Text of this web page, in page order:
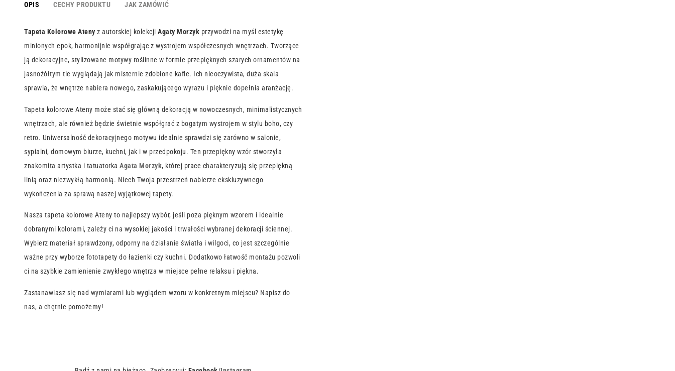
OPIS CECHY PRODUKTU JAK ZAMÓWIĆ
Tapeta Kolorowe Ateny z autorskiej kolekcji Agaty Morzyk przywodzi na myśl estetykę
minionych epok, harmonijnie współgrając z wystrojem współczesnych wnętrzach. Tworzące
ją dekoracyjne, stylizowane motywy roślinne w formie przepięknych szarych ornamentów na
jasnożółtym tle wyglądają jak misternie zdobione kafle. Ich nieoczywista, duża skala
sprawia, że wnętrze nabiera nowego, zaskakującego wyrazu i pięknie dopełnia aranżację.
Tapeta kolorowe Ateny może stać się główną dekoracją w nowoczesnych, minimalistycznych
wnętrzach, ale również będzie świetnie współgrać z bogatym wystrojem w stylu boho, czy
retro. Uniwersalność dekoracyjnego motywu idealnie sprawdzi się zarówno w salonie,
sypialni, domowym biurze, kuchni, jak i w przedpokoju. Ten przepiękny wzór stworzyła
znakomita artystka i tatuatorka Agata Morzyk, której prace charakteryzują się przepiękną
linią oraz niezwykłą harmonią. Niech Twoja przestrzeń nabierze ekskluzywnego
wykończenia za sprawą naszej wyjątkowej tapety.
Nasza tapeta kolorowe Ateny to najlepszy wybór, jeśli poza pięknym wzorem i idealnie
dobranymi kolorami, zależy ci na wysokiej jakości i trwałości wybranej dekoracji ściennej.
Wybierz materiał sprawdzony, odporny na działanie światła i wilgoci, co jest szczególnie
ważne przy wyborze fototapety do łazienki czy kuchni. Dodatkowo łatwość montażu pozwoli
ci na szybkie zamienienie zwykłego wnętrza w miejsce pełne relaksu i piękna.
Zastanawiasz się nad wymiarami lub wyglądem wzoru w konkretnym miejscu? Napisz do
nas, a chętnie pomożemy!